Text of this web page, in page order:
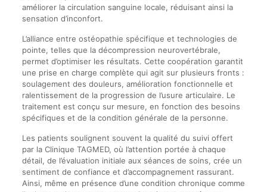
améliorer la circulation sanguine locale, réduisant ainsi la
sensation d’inconfort.
L’alliance entre ostéopathie spécifique et technologies de
pointe, telles que la décompression neurovertébrale,
permet d’optimiser les résultats. Cette coopération garantit
une prise en charge complète qui agit sur plusieurs fronts :
soulagement des douleurs, amélioration fonctionnelle et
ralentissement de la progression de l’usure articulaire. Le
traitement est conçu sur mesure, en fonction des besoins
spécifiques et de la condition générale de la personne.
Les patients soulignent souvent la qualité du suivi offert
par la Clinique TAGMED, où l’attention portée à chaque
détail, de l’évaluation initiale aux séances de soins, crée un
sentiment de confiance et d’accompagnement rassurant.
Ainsi, même en présence d’une condition chronique comme